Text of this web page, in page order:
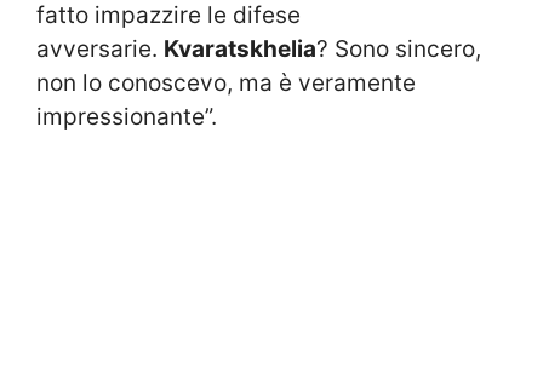
fatto impazzire le difese
avversarie. Kvaratskhelia? Sono sincero,
non lo conoscevo, ma è veramente
impressionante”.